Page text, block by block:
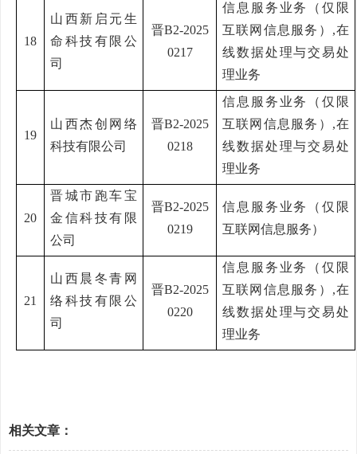
18
山西新启元生
命科技有限公
司
晋B2-2025
0217
信息服务业务（仅限
互联网信息服务） ,在
线数据处理与交易处
理业务
19
山西杰创网络
科技有限公司
晋B2-2025
0218
信息服务业务（仅限
互联网信息服务） ,在
线数据处理与交易处
理业务
20
晋城市跑车宝
金信科技有限
公司
晋B2-2025
0219
信息服务业务（仅限
互联网信息服务）
21
山西晨冬青网
络科技有限公
司
晋B2-2025
0220
信息服务业务（仅限
互联网信息服务） ,在
线数据处理与交易处
理业务
相关文章：